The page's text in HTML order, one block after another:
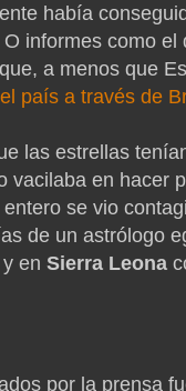
había
informes como el
a menos que
país a través de
las estrellas
vacilaba en hacer
se vio
de un astrólogo
en Sierra Leona
por la prensa